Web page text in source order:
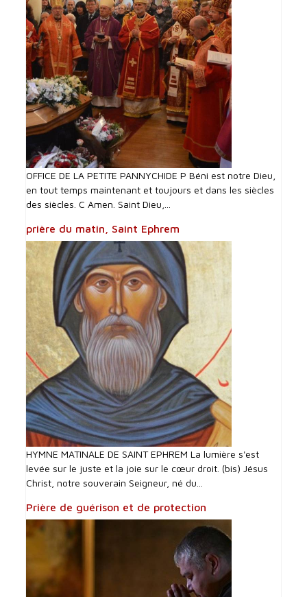
OFFICE DE LA PETITE PANNYCHIDE P Béni est notre Dieu,
en tout temps maintenant et toujours et dans les siècles
des siècles. C Amen. Saint Dieu,...
prière du matin, Saint Ephrem
HYMNE MATINALE DE SAINT EPHREM La lumière s'est
levée sur le juste et la joie sur le cœur droit. (bis) Jésus
Christ, notre souverain Seigneur, né du...
Prière de guérison et de protection